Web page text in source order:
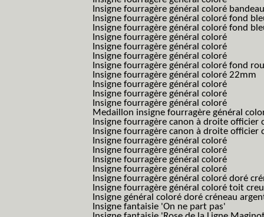
Insigne fourragère général coloré
Insigne fourragère général coloré fond
Insigne fourragère général coloré fond
Insigne fourragère général coloré
Insigne fourragère général coloré
Insigne fourragère général coloré
Insigne fourragère général coloré fond
Insigne fourragère général coloré 22mm
Insigne fourragère général coloré
Insigne fourragère général coloré
Insigne fourragère général coloré
Medaillon insigne fourragère général
Insigne fourragère canon à droite
Insigne fourragère canon à droite
Insigne fourragère général coloré
Insigne fourragère général coloré
Insigne fourragère général coloré
Insigne fourragère général coloré
Insigne fourragère général coloré doré
Insigne fourragère général coloré toit
Insigne général coloré doré créneau
Insigne fantaisie 'On ne part pas'